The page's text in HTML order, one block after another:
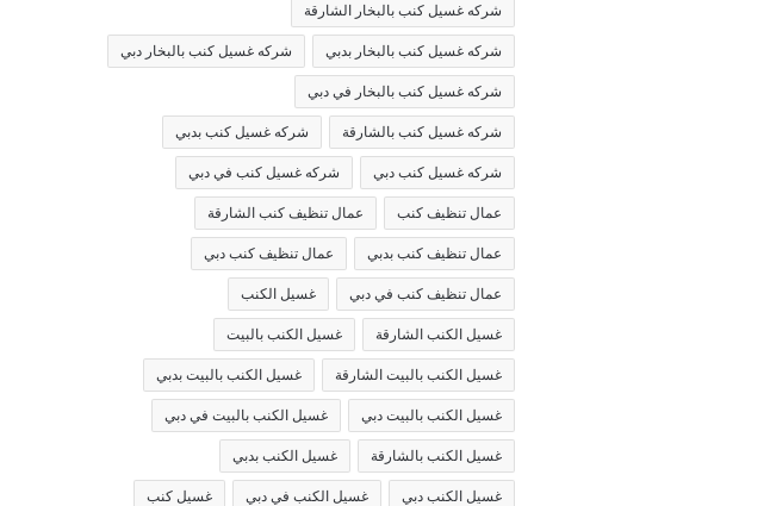
شركه غسيل كنب بالبخار الشارقة
شركه غسيل كنب بالبخار بدبي شركه غسيل كنب بالبخار دبي
شركه غسيل كنب بالبخار في دبي
شركه غسيل كنب بالشارقة شركه غسيل كنب بدبي
شركه غسيل كنب دبي شركه غسيل كنب في دبي
عمال تنظيف كنب عمال تنظيف كنب الشارقة
عمال تنظيف كنب بدبي عمال تنظيف كنب دبي
عمال تنظيف كنب في دبي غسيل الكنب
غسيل الكنب الشارقة غسيل الكنب بالبيت
غسيل الكنب بالبيت الشارقة غسيل الكنب بالبيت بدبي
غسيل الكنب بالبيت دبي غسيل الكنب بالبيت في دبي
غسيل الكنب بالشارقة غسيل الكنب بدبي
غسيل الكنب دبي غسيل الكنب في دبي غسيل كنب